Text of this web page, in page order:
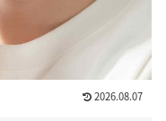
2026.08.07